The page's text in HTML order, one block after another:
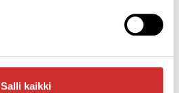
Salli kaikki
klo 20.00viimeisen